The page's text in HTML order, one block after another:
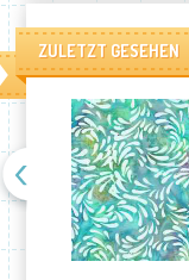
ZULETZT GESEHEN